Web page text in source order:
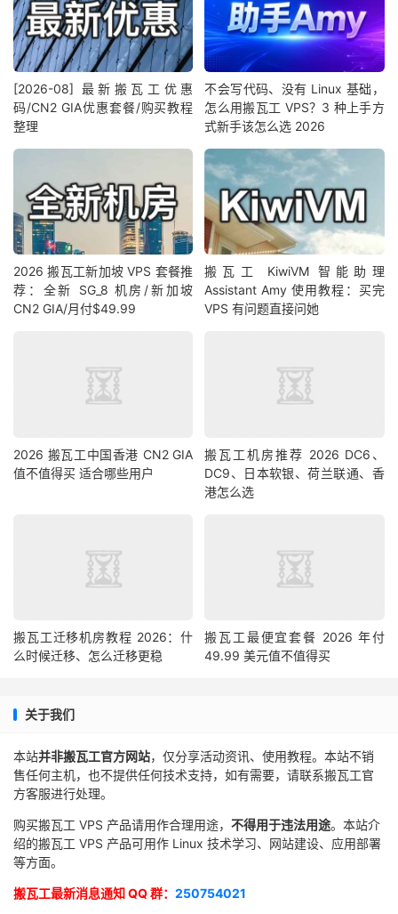
[2026-08] 最新搬瓦工优惠
码/CN2 GIA优惠套餐/购买教程
整理
不会写代码、没有 Linux 基础，
怎么用搬瓦工 VPS？3 种上手方
式新手该怎么选 2026
2026 搬瓦工新加坡 VPS 套餐推
荐：全新 SG_8 机房/新加坡
CN2 GIA/月付$49.99
搬瓦工 KiwiVM 智能助理
Assistant Amy 使用教程：买完
VPS 有问题直接问她
2026 搬瓦工中国香港 CN2 GIA
值不值得买 适合哪些用户
搬瓦工机房推荐 2026 DC6、
DC9、日本软银、荷兰联通、香
港怎么选
搬瓦工迁移机房教程 2026：什
么时候迁移、怎么迁移更稳
搬瓦工最便宜套餐 2026 年付
49.99 美元值不值得买
关于我们
本站并非搬瓦工官方网站，仅分享活动资讯、使用教程。本站不销
售任何主机，也不提供任何技术支持，如有需要，请联系搬瓦工官
方客服进行处理。
购买搬瓦工 VPS 产品请用作合理用途， 不得用于违法用途。本站介
绍的搬瓦工 VPS 产品可用作 Linux 技术学习、网站建设、应用部署
等方面。
搬瓦工最新消息通知 QQ 群： 250754021